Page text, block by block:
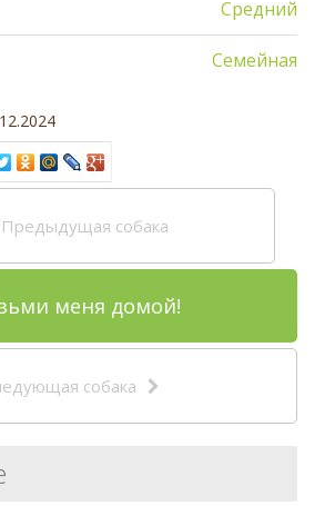
Средний
Семейная
Предыдущая собака
меня домой!
собака